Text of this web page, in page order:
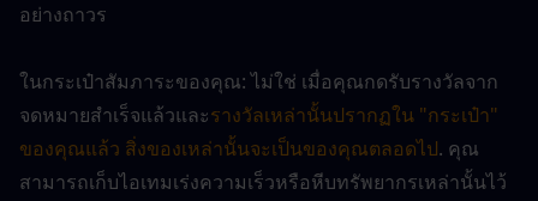
อย่างถาวร
ในกระเป๋าสัมภาระของคุณ: ไม่ใช่ เมื่อคุณกดรับรางวัลจาก
จดหมายสำเร็จแล้วและรางวัลเหล่านั้นปรากฏใน "กระเป๋า"
ของคุณแล้ว สิ่งของเหล่านั้นจะเป็นของคุณตลอดไป. คุณ
สามารถเก็บไอเทมเร่งความเร็วหรือหีบทรัพยากรเหล่านั้นไว้